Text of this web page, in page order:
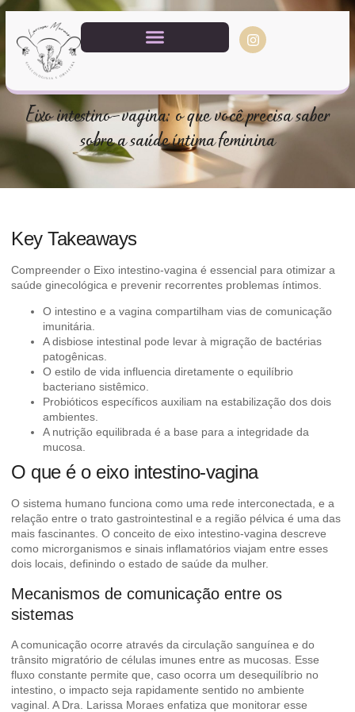
Eixo intestino-vagina: o que você precisa saber
sobre a saúde íntima feminina
Key Takeaways
Compreender o Eixo intestino-vagina é essencial para otimizar a
saúde ginecológica e prevenir recorrentes problemas íntimos.
O intestino e a vagina compartilham vias de comunicação
imunitária.
A disbiose intestinal pode levar à migração de bactérias
patogênicas.
O estilo de vida influencia diretamente o equilíbrio
bacteriano sistêmico.
Probióticos específicos auxiliam na estabilização dos dois
ambientes.
A nutrição equilibrada é a base para a integridade da
mucosa.
O que é o eixo intestino-vagina
O sistema humano funciona como uma rede interconectada, e a
relação entre o trato gastrointestinal e a região pélvica é uma das
mais fascinantes. O conceito de eixo intestino-vagina descreve
como microrganismos e sinais inflamatórios viajam entre esses
dois locais, definindo o estado de saúde da mulher.
Mecanismos de comunicação entre os
sistemas
A comunicação ocorre através da circulação sanguínea e do
trânsito migratório de células imunes entre as mucosas. Esse
fluxo constante permite que, caso ocorra um desequilíbrio no
intestino, o impacto seja rapidamente sentido no ambiente
vaginal. A Dra. Larissa Moraes enfatiza que monitorar esse